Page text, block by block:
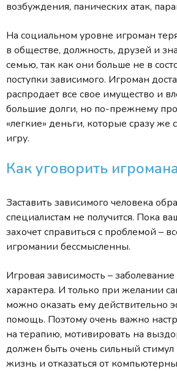
возбуждения, панических атак,
На социальном уровне игроман
в обществе, должность, друзей и
семью, так как они больше не в
поступки зависимого. Игроман
распродает все свое имущество и
большие долги, но по-прежнему
«легкие» деньги, которые сразу же
игру.
Как уговорить
Заставить зависимого человека
специалистам не получится. Пока
захочет справиться с проблемой –
игромании бессмысленны.
Игровая зависимость – заболевание
характера. И только при желании
можно оказать ему действительно
помощь. Поэтому очень важно
на терапию, мотивировать на
должен быть очень сильный
жизнь и отказаться от